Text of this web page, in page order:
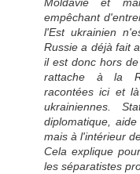
empêchant
l'Est ukrainien
Russie a déjà fait
il est donc hors
rattache à la
racontées ici et
ukrainiennes.
diplomatique,
mais à l'intérieur
Cela explique
les séparatistes